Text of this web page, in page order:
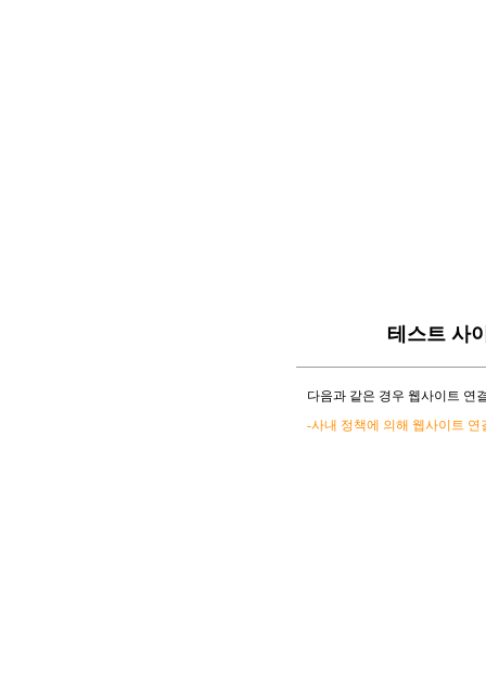
테스트 사
다음과 같은 경우 웹사이트 연
-사내 정책에 의해 웹사이트